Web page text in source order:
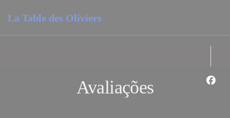
La Table des Oliviers
Avaliações